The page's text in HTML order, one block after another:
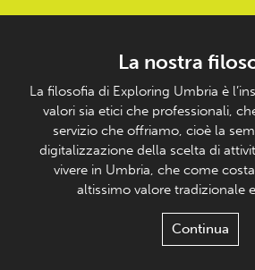
La nostra
La filosofia di Exploring Umbria è
valori sia etici che professionali,
servizio che offriamo, cioè la
digitalizzazione della scelta di
vivere in Umbria, che come
altissimo valore tradizionale
Continua